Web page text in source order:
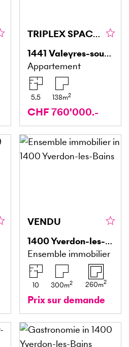
TRIPLEX SPACIEUX, CALME, DISPONIBILITÉ À CONVENIR
1441 Valeyres-sous-Montagny
Appartement
5.5 138m2
CHF 760'000.-
VENDU
1400Yverdon-les-Bains
Ensemble immobilier
10 300m2 260m2
Prix sur demande